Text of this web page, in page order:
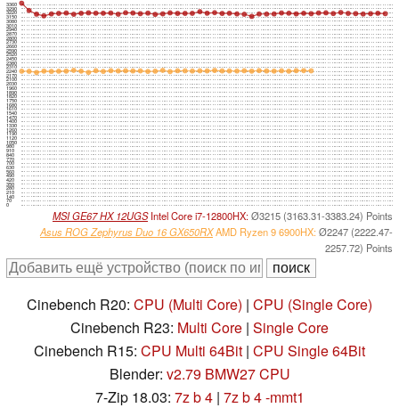
0
70
140
210
280
350
420
490
560
630
700
770
840
910
980
1050
1120
1190
1260
1330
1400
1470
1540
1610
1680
1750
1820
1890
1960
2030
2100
2170
2240
2310
2380
2450
2520
2590
2660
2730
2800
2870
2940
3010
3080
3150
3220
3290
3360
MSI GE67 HX 12UGSIntel Core i7-12800HX:Ø3215 (3163.31-3383.24) Points
Asus ROG Zephyrus Duo 16 GX650RXAMD Ryzen 9 6900HX:Ø2247 (2222.47-
2257.72) Points
Cinebench R20: CPU (Multi Core) | CPU (Single Core)
Cinebench R23: Multi Core | Single Core
Cinebench R15: CPU Multi 64Bit | CPU Single 64Bit
Blender: v2.79 BMW27 CPU
7-Zip 18.03: 7z b 4| 7z b 4 -mmt1